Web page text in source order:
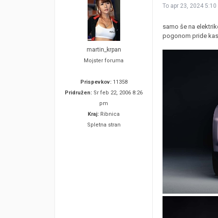
martin_krpan
Mojster foruma
Prispevkov:11358
Pridružen: Sr feb 22, 2006 8:26
pm
Kraj: Ribnica
Spletna stran
To apr 23, 2024 5:10
samo še na
pogonom pride